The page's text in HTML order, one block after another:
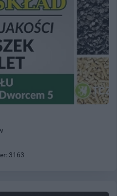
3163